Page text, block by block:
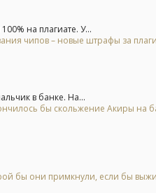
на плагиате. У...
чипов – новые штрафы за
в банке. На...
бы скольжение Акиры на
бы они примкнули, если бы